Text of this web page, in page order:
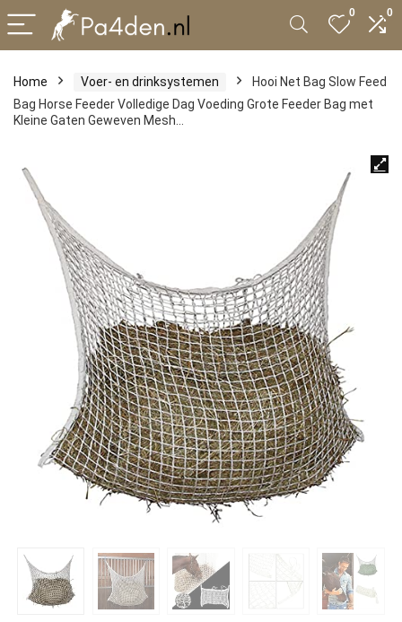
0 0
Home Voer- en drinksystemen
Hooi Net Bag Slow Feed
Bag Horse Feeder Volledige Dag Voeding Grote Feeder Bag met
Kleine Gaten Geweven Mesh…